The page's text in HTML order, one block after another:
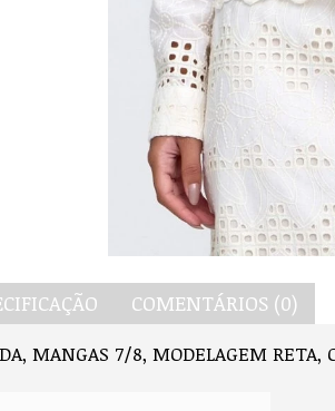
COMENTÁRIOS (0)
MANGAS 7/8, MODELAGEM RETA,